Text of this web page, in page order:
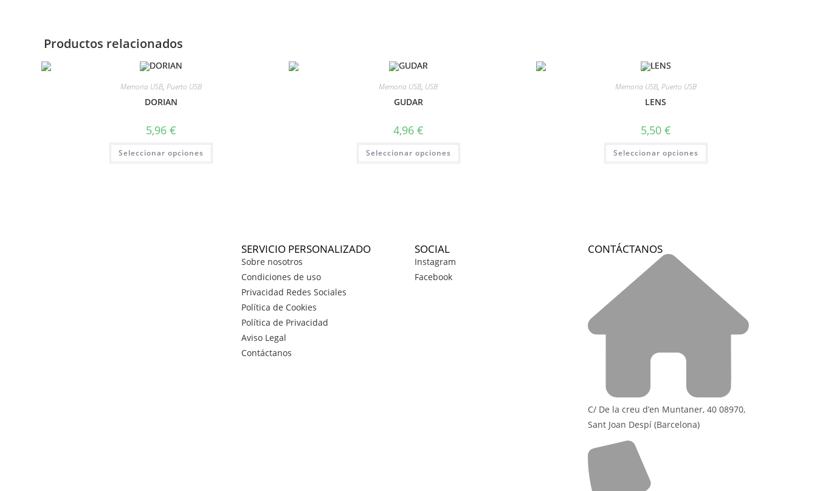
Productos relacionados
Memoria USB,Puerto USB
DORIAN
5,96€
Seleccionar opciones
Memoria USB, USB
GUDAR
4,96 €
Seleccionar opciones
Memoria USB, Puerto USB
LENS
5,50 €
Seleccionar opciones
SERVICIO PERSONALIZADO
Sobre nosotros
Condiciones de uso
Privacidad Redes Sociales
Política de Cookies
Política de Privacidad
Aviso Legal
Contáctanos
SOCIAL
Instagram
Facebook
CONTÁCTANOS
C/ De la creu d’en Muntaner, 40 08970,
Sant Joan Despí (Barcelona)